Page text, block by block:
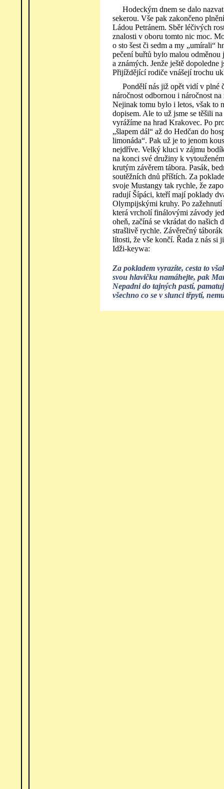
Hodeckým dnem se dalo
sekerou. Vše pak zakončeno
Ládou Petránem. Sběr léčivých
znalosti v oboru tomto nic moc.
o sto šest či sedm a my „umírali“
pečení buřtů bylo malou odměnou
a známých. Jenže ještě
Přijíždějící rodiče vnášejí trochu
Pondělí nás již opět vidí v plné
náročnost odbornou i náročnost
Nejinak tomu bylo i letos, však to
dopisem. Ale to už jsme se těšili
vyrážíme na hrad Krakovec. Po
„šlapem dál“ až do Hedčan do
limonáda“. Pak už je to jenom
nejdříve. Velký kluci v zájmu
na konci své družiny k
krutým závěrem tábora. Pasák,
soutěžních dnů příštích. Za
svoje Mustangy tak rychle, že
radují Šípáci, kteří mají poklady
Olympijskými kruhy. Po
která vrcholí finálovými závody
oheň, začíná se vkrádat do našich
strašlivě rychle. Závěrečný
lítosti, že vše končí. Řada z nás si
Idži-keywa:
Za pokladem vyrazíte, cesta to
svou hlavičku namáhejte, pak
Nepadni do tajných pastí,
všechno co se v slunci třpytí,